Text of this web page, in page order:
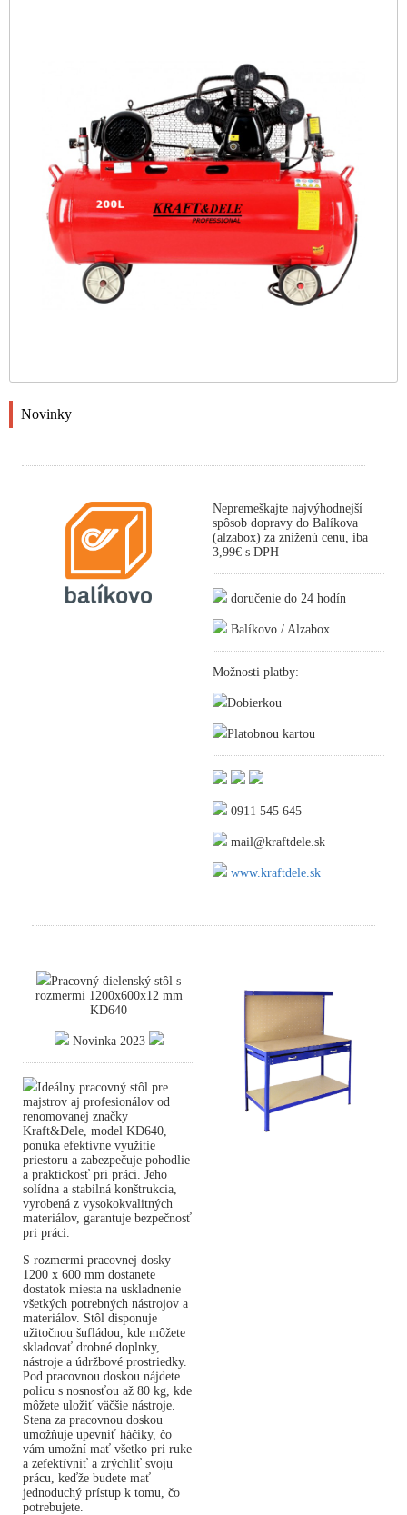
Novinky
Nepremeškajte najvýhodnejší
spôsob dopravy do Balíkova
(alzabox) za zníženú cenu, iba
3,99€ s DPH
doručenie do 24 hodín
Balíkovo / Alzabox
Možnosti platby:
Dobierkou
Platobnou kartou
0911 545 645
mail@kraftdele.sk
www.kraftdele.sk
Pracovný dielenský stôl s
rozmermi 1200x600x12 mm
KD640
Novinka 2023
Ideálny pracovný stôl pre
majstrov aj profesionálov od
renomovanej značky
Kraft&Dele, model KD640,
ponúka efektívne využitie
priestoru a zabezpečuje pohodlie
a praktickosť pri práci. Jeho
solídna a stabilná konštrukcia,
vyrobená z vysokokvalitných
materiálov, garantuje bezpečnosť
pri práci.
S rozmermi pracovnej dosky
1200 x 600 mm dostanete
dostatok miesta na uskladnenie
všetkých potrebných nástrojov a
materiálov. Stôl disponuje
užitočnou šufládou, kde môžete
skladovať drobné doplnky,
nástroje a údržbové prostriedky.
Pod pracovnou doskou nájdete
policu s nosnosťou až 80 kg, kde
môžete uložiť väčšie nástroje.
Stena za pracovnou doskou
umožňuje upevniť háčiky, čo
vám umožní mať všetko pri ruke
a zefektívniť a zrýchliť svoju
prácu, keďže budete mať
jednoduchý prístup k tomu, čo
potrebujete.